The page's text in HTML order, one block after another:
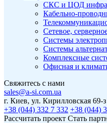
СКС и ЦОД
Кабельно-
Сетевое,
Системы
Системы
Комплексные
Офисная и
Свяжитесь с нами
sales@a-si.com.ua
г. Киев, ул. Кирилловская 69-з
+38 (044) 332 7 332 +38 (044)
Рассчитать проект Стать